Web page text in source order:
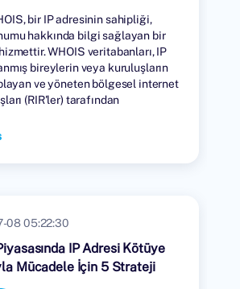
bir IP adresinin sahipliği,
hakkında bilgi sağlayan bir
WHOIS veritabanları, IP
bireylerin veya kuruluşların
ve yöneten bölgesel internet
(RIR'ler) tarafından
08 05:22:30
IP Adresi Kötüye
Mücadele İçin 5 Strateji